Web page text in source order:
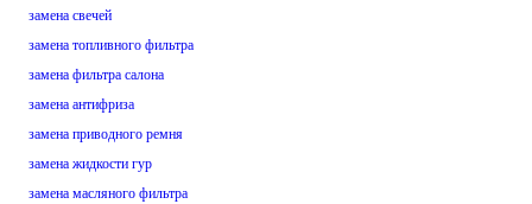
замена свечей
замена топливного фильтра
замена фильтра салона
замена антифриза
замена приводного ремня
замена жидкости гур
замена масляного фильтра